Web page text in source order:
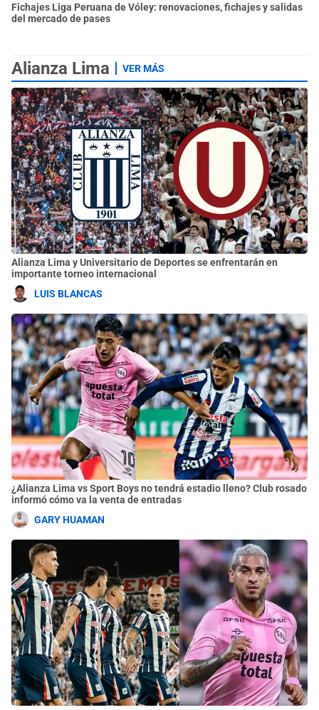
Fichajes Liga Peruana de Vóley: renovaciones, fichajes y salidas
del mercado de pases
Alianza Lima VER MÁS
Alianza Lima y Universitario de Deportes se enfrentarán en
importante torneo internacional
LUIS BLANCAS
¿Alianza Lima vs Sport Boys no tendrá estadio lleno? Club rosado
informó cómo va la venta de entradas
GARY HUAMAN